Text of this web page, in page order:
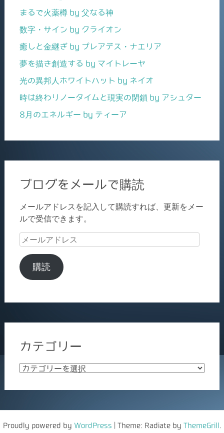
まるで火薬樽 by 父なる神
数字・サイン by クライオン
癒しと金継ぎ by プレアデス・ナエリア
夢を描き創造する by マイトレーヤ
光の異邦人ホワイトハット by ネイオ
時は終わりノータイムと現実の閉鎖 by アシュター
8月のエネルギー by ティーア
ブログをメールで購読
メールアドレスを記入して購読すれば、更新をメー
ルで受信できます。
メ
ル
ア
購読
カテゴリー
カ
ゴ
Proudly powered by WordPress Theme: Radiate by ThemeGrill